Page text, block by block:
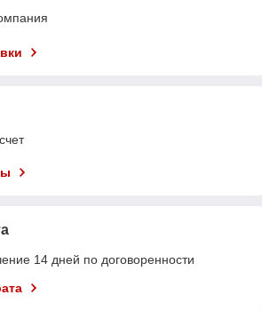
14 дней по договоренности